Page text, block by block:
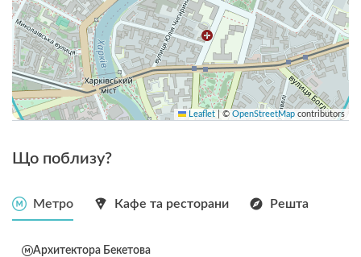
Leaflet © OpenStreetMap contributors
Що поблизу?
Метро Кафе та ресторани Решта
Архитектора Бекетова